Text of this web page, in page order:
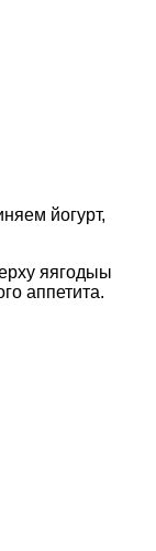
йогурт,
яягодыы
аппетита.